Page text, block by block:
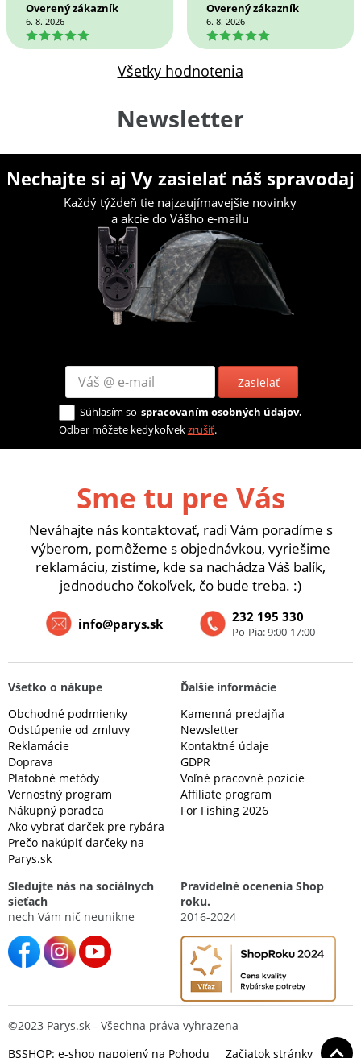
Overený zákazník
6. 8. 2026
5
Overený zákazník
6. 8. 2026
5
Všetky hodnotenia
Newsletter
Nechajte si aj Vy zasielať náš spravodaj
Každý týždeň tie najzaujímavejšie novinky
a akcie do Vášho e-mailu
Zasielať
Súhlasím so spracovaním osobných údajov.
Odber môžete kedykoľvekzrušiť.
Sme tu pre Vás
Neváhajte nás kontaktovať, radi Vám poradíme s
výberom, pomôžeme s objednávkou, vyriešime
reklamáciu, zistíme, kde sa nachádza Váš balík,
jednoducho čokoľvek, čo bude treba. :)
232 195 330
Po-Pia: 9:00-17:00
info@parys.sk
Všetko o nákupe
Obchodné podmienky
Odstúpenie od zmluvy
Reklamácie
Doprava
Platobné metódy
Vernostný program
Nákupný poradca
Ako vybrať darček pre rybára
Prečo nakúpiť darčeky na
Parys.sk
Ďalšie informácie
Kamenná predajňa
Newsletter
Kontaktné údaje
GDPR
Voľné pracovné pozície
Affiliate program
For Fishing 2026
Sledujte nás na sociálnych
sieťach
nech Vám nič neunikne
Pravidelné ocenenia Shop
roku.
2016-2024
©2023 Parys.sk - Všechna práva vyhrazena
BSSHOP: e-shop napojený na Pohodu
Začiatok stránky